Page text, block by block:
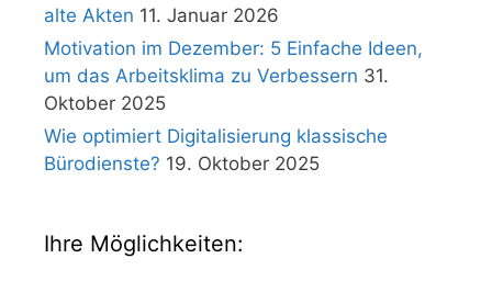
alte Akten 11. Januar 2026
Motivation im Dezember: 5 Einfache Ideen,
um das Arbeitsklima zu Verbessern 31.
Oktober 2025
Wie optimiert Digitalisierung klassische
Bürodienste? 19. Oktober 2025
Ihre Möglichkeiten: